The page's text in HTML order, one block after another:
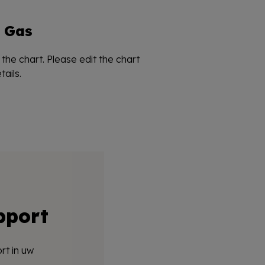
Gas
chart. Please edit the chart
in uw